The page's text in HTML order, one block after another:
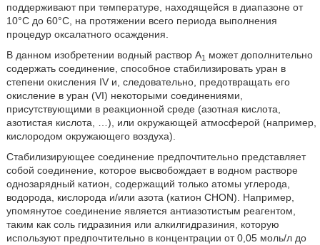
поддерживают при температуре, находящейся в диапазоне от
10°C до 60°C, на протяжении всего периода выполнения
процедур оксалатного осаждения.
В данном изобретении водный раствор A1 может дополнительно
содержать соединение, способное стабилизировать уран в
степени окисления IV и, следовательно, предотвращать его
окисление в уран (VI) некоторыми соединениями,
присутствующими в реакционной среде (азотная кислота,
азотистая кислота, …), или окружающей атмосферой (например,
кислородом окружающего воздуха).
Стабилизирующее соединение предпочтительно представляет
собой соединение, которое высвобождает в водном растворе
однозарядный катион, содержащий только атомы углерода,
водорода, кислорода и/или азота (катион CHON). Например,
упомянутое соединение является антиазотистым реагентом,
таким как соль гидразиния или алкилгидразиния, которую
используют предпочтительно в концентрации от 0,05 моль/л до